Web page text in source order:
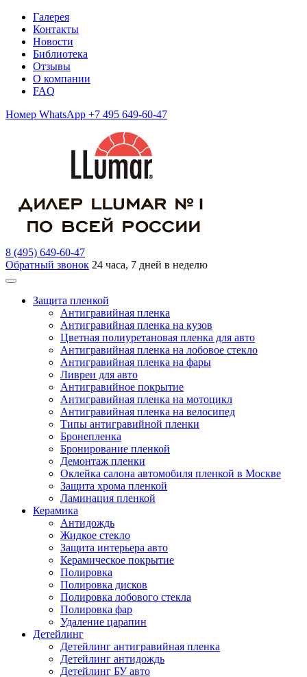
Галерея
Контакты
Новости
Библиотека
Отзывы
О компании
FAQ
Номер WhatsApp +7 495 649-60-47
8 (495) 649-60-47
Обратный звонок 24 часа, 7 дней в неделю
Защита пленкой
Антигравийная пленка
Антигравийная пленка на кузов
Цветная полиуретановая пленка для авто
Антигравийная пленка на лобовое стекло
Антигравийная пленка на фары
Ливреи для авто
Антигравийное покрытие
Антигравийная пленка на мотоцикл
Антигравийная пленка на велосипед
Типы антигравийной пленки
Бронепленка
Бронирование пленкой
Демонтаж пленки
Оклейка салона автомобиля пленкой в Москве
Защита хрома пленкой
Ламинация пленкой
Керамика
Антидождь
Жидкое стекло
Защита интерьера авто
Керамическое покрытие
Полировка
Полировка дисков
Полировка лобового стекла
Полировка фар
Удаление царапин
Детейлинг
Детейлинг антигравийная пленка
Детейлинг антидождь
Детейлинг БУ авто